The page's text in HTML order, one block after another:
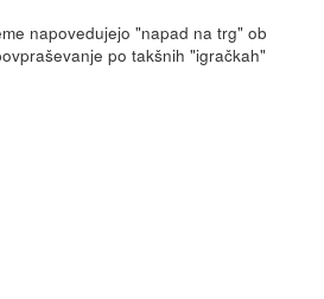
napovedujejo "napad na trg" ob
po takšnih "igračkah"